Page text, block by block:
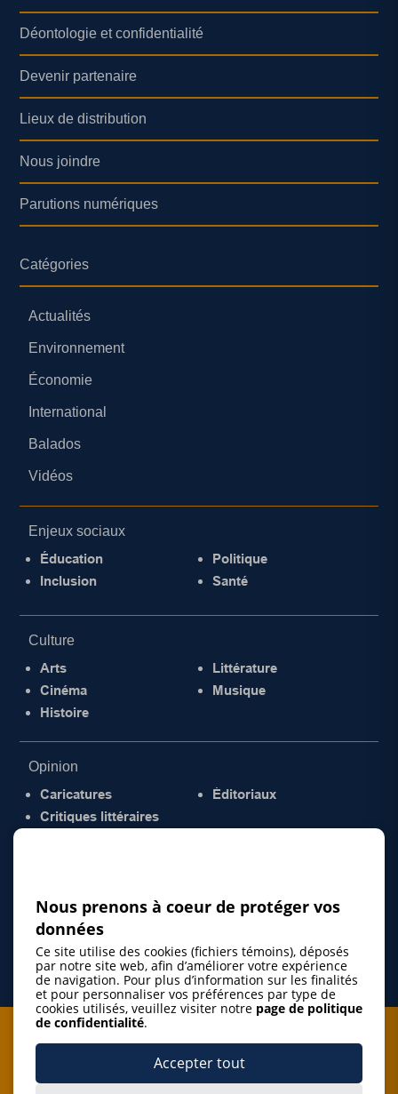
Déontologie et confidentialité
Devenir partenaire
Lieux de distribution
Nous joindre
Parutions numériques
Catégories
Actualités
Environnement
Économie
International
Balados
Vidéos
Enjeux sociaux
Éducation
Inclusion
Politique
Santé
Culture
Arts
Cinéma
Histoire
Littérature
Musique
Opinion
Caricatures
Critiques littéraires
Éditoriaux
Je m'abonne à l'infolettre
Nous prenons à coeur de protéger vos
données
Ce site utilise des cookies (fichiers témoins), déposés
par notre site web, afin d’améliorer votre expérience
de navigation. Pour plus d’information sur les finalités
et pour personnaliser vos préférences par type de
cookies utilisés, veuillez visiter notre page de politique
de confidentialité.
Accepter tout